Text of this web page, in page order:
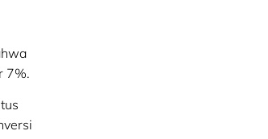
7%.